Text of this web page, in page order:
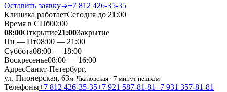
Оставить заявку
+7 812 426‑35‑35
Клиника работаетСегодня до 21:00
Время в СПб00:00
08:00Открытие21:00Закрытие
Пн — Пт08:00 — 21:00
Суббота08:00 — 18:00
Воскресенье08:00 — 16:00
АдресСанкт-Петербург,
ул. Пионерская, 63м. Чкаловская · 7 минут пешком
Телефоны+7 812 426‑35‑35+7 921 587‑81‑81+7 931 357‑81‑81